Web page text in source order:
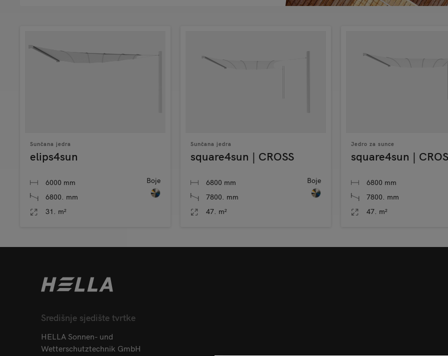
Sunčana jedra
elips4sun
6000 mm
6800. mm
31. m²
Boje
Sunčana jedra
square4sun | CROSS
6800 mm
7800. mm
47. m²
Boje
Jedro za sunce
square4sun |
6800 mm
7800. mm
47. m²
Središnje sjedište tvrtke
HELLA Sonnen- und
Wetterschutztechnik GmbH